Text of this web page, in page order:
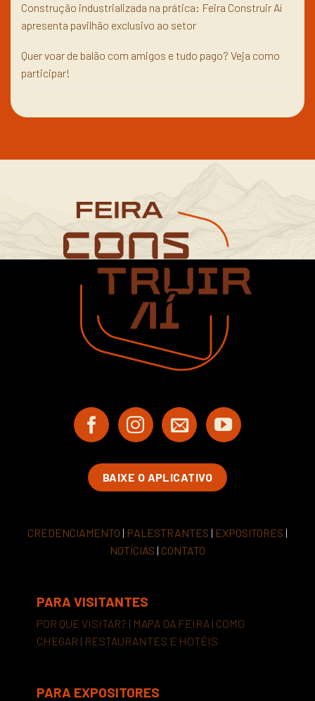
Construção industrializada na prática: Feira Construir Aí
apresenta pavilhão exclusivo ao setor
Quer voar de balão com amigos e tudo pago? Veja como
participar!
BAIXE O APLICATIVO
CREDENCIAMENTO | PALESTRANTES | EXPOSITORES |
NOTÍCIAS | CONTATO
PARA VISITANTES
POR QUE VISITAR? | MAPA DA FEIRA | COMO
CHEGAR | RESTAURANTES E HOTÉIS
PARA EXPOSITORES